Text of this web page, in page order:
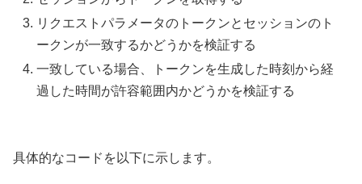
リクエストパラメータのトークンとセッションのト
ークンが一致するかどうかを検証する
一致している場合、トークンを生成した時刻から経
過した時間が許容範囲内かどうかを検証する
具体的なコードを以下に示します。